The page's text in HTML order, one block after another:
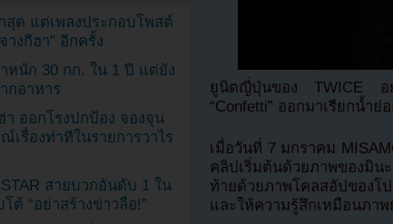
ยูนิตญี่ปุ่นของ TWICE อย่
“Confetti” ออกมาเรียกน้ำย่
เมื่อวันที่ 7 มกราคม
คลิปเริ่มต้นด้วยภาพของมิ
ท้ายด้วยภาพโคลสอัปของโ
และให้ความรู้สึกเหมือนภา
สุด แต่เพลงประกอบโพสต์
งกีฮา” อีกครั้ง
หนัก 30 กก. ใน 1 ปี แต่ยัง
กอาหาร
า ออกโรงปกป้อง จองจุน
เรื่องท่าทีในรายการวาไร
สายบวกอันดับ 1 ใน
ต้ “อย่าสร้างข่าวลือ!”